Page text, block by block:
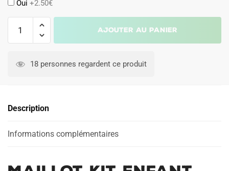
Oui +2.50€
Domicile
2026
Ajouter au panier
n
t
18 personnes regardent ce produit
Description
Informations complémentaires